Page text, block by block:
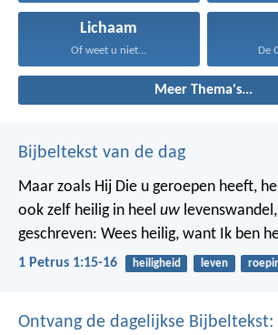
Lichaam
Of weet u niet... De
Meer Thema's...
Bijbeltekst van de dag
Maar zoals Hij Die u geroepen heeft,
ook zelf heilig in heel uw
geschreven: Wees heilig, want Ik ben
1 Petrus 1:15-16 heiligheid leven
Ontvang de dagelijkse Bijbeltekst: